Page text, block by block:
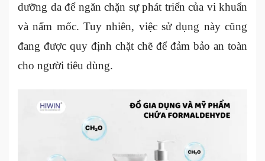
dưỡng da để ngăn chặn sự phát triển của vi khuẩn
và nấm mốc. Tuy nhiên, việc sử dụng này cũng
đang được quy định chặt chẽ để đảm bảo an toàn
cho người tiêu dùng.